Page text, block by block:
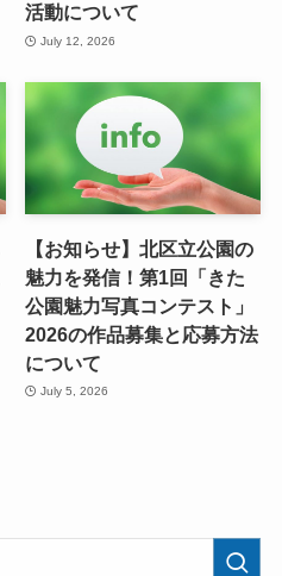
活動について
July 12, 2026
【お知らせ】北区立公園の
魅力を発信！第1回「きた
公園魅力写真コンテスト」
2026の作品募集と応募方法
について
July 5, 2026